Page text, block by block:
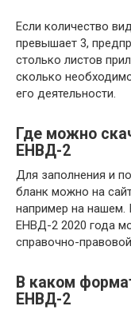
Если количество
превышает 3,
столько листов
сколько
его деятельности.
Где можно
ЕНВД-2
Для заполнения и
бланк можно на
например на нашем.
ЕНВД-2 2020 года
справочно-
В каком
ЕНВД-2